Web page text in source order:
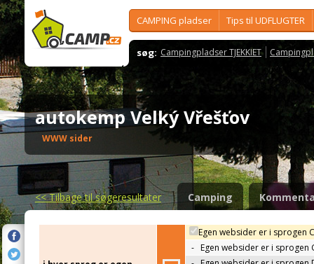
CAMPING pladser Tips til UDFLUGTER
søg: Campingpladser TJEKKIET
autokemp Velký Vřešťov
WWW sider
<<Tilbage til søgeresultater Camping
Egen websider er i sprogen
- Egen websider er i sprogen